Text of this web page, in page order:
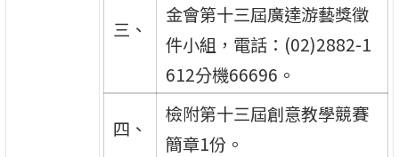
三、
金會第十三屆廣達游藝獎徵
件小組，電話：(02)2882-1
612分機66696。
四、
檢附第十三屆創意教學競賽
簡章1份。